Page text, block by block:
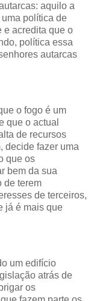
aquilo a
política de
e acredita que o
política essa
autarcas
o fogo é um
que o actual
de recursos
decide fazer uma
que os
bem da sua
de terem
de terceiros,
já é mais que
um edifício
atrás de
os